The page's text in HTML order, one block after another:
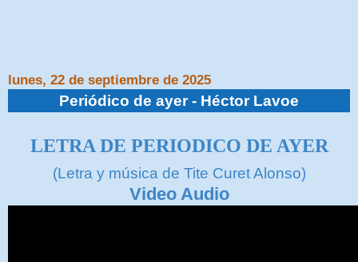
lunes, 22 de septiembre de 2025
Periódico de ayer - Héctor Lavoe
LETRA DE PERIODICO DE AYER
(Letra y música de Tite Curet Alonso)
Video Audio